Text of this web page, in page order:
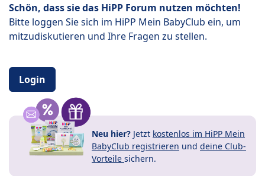
Schön, dass sie das HiPP Forum nutzen möchten!
Bitte loggen Sie sich im HiPP Mein BabyClub ein, um
mitzudiskutieren und Ihre Fragen zu stellen.
Login
Neu hier? Jetzt kostenlos im HiPP Mein
BabyClub registrieren und deine Club-
Vorteile sichern.